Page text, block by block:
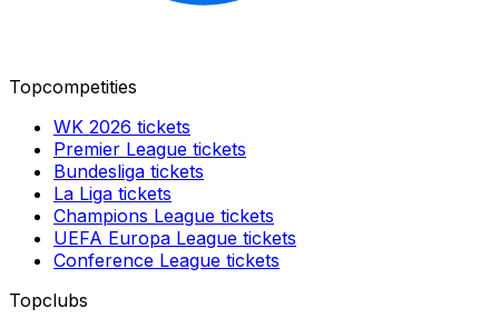
Topcompetities
WK 2026 tickets
Premier League tickets
Bundesliga tickets
La Liga tickets
Champions League tickets
UEFA Europa League tickets
Conference League tickets
Topclubs